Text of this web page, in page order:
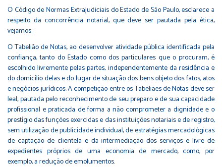
O Código de Normas Extrajudiciais do Estado de São Paulo, esclarece a
respeito da concorrência notarial, que deve ser pautada pela ética,
vejamos:
O Tabelião de Notas, ao desenvolver atividade pública identificada pela
confiança, tanto do Estado como dos particulares que o procuram, é
escolhido livremente pelas partes, independentemente da residência e
do domicílio delas e do lugar de situação dos bens objeto dos fatos, atos
e negócios jurídicos. A competição entre os Tabeliães de Notas deve ser
leal, pautada pelo reconhecimento de seu preparo e de sua capacidade
profissional e praticada de forma a não comprometer a dignidade e o
prestígio das funções exercidas e das instituições notariais e de registro,
sem utilização de publicidade individual, de estratégias mercadológicas
de captação de clientela e da intermediação dos serviços e livre de
expedientes próprios de uma economia de mercado, como, por
exemplo, a redução de emolumentos.